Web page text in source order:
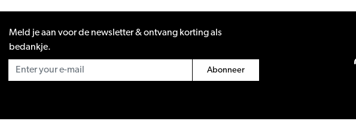
Meld je aan voor de newsletter & ontvang korting als
bedankje.
Abonneer